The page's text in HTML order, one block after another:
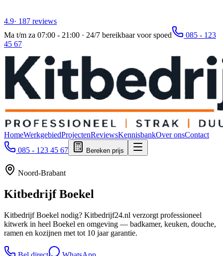
4.9· 187 reviews
Ma t/m za 07:00 - 21:00 · 24/7 bereikbaar voor spoed
085 - 123
45 67
HomeWerkgebiedProjectenReviewsKennisbankOver onsContact
085 - 123 45 67
Bereken prijs
Noord-Brabant
KitbedrijfBoekel
Kitbedrijf Boekel nodig? Kitbedrijf24.nl verzorgt professioneel
kitwerk in heel Boekel en omgeving — badkamer, keuken, douche,
ramen en kozijnen met tot 10 jaar garantie.